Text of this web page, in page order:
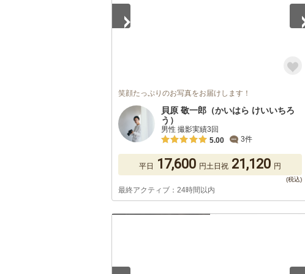
笑顔たっぷりのお写真をお届けします！
貝原 敬一郎（かいはら けいいちろ
う）
男性 撮影実績3回
5.00
3件
平日 17,600 円土日祝 21,120 円
最終アクティブ：24時間以内